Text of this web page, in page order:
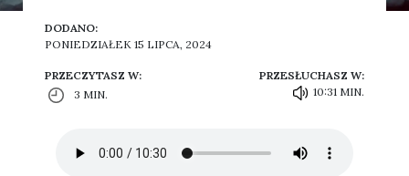
DODANO:
PONIEDZIAŁEK 15 LIPCA, 2024
PRZECZYTASZ W:
3 MIN.
PRZESŁUCHASZ W:
10:31 MIN.